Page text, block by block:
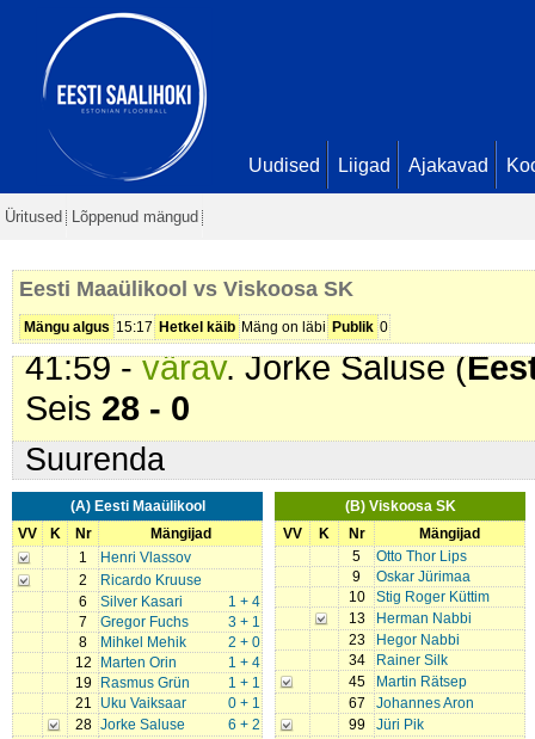
Uudised Liigad Ajakavad
Üritused Lõppenud mängud
Eesti Maaülikool vs Viskoosa SK
Mängu algus 15:17 Hetkel käib Mäng on läbi Publik 0
36:12 -
värav
Seis24 - 0
36:48 -värav
Seis25 - 0
37:30 -värav. Silver Kasari (
39:10 -värav. Gregor Fuchs (
Ird. Seis27 - 0
41:59 -värav. Jorke Saluse (
Seis 28 - 0
Suurenda
(A) Eesti Maaülikool
VV
K Nr
Mängijad
1
Henri Vlassov
2
Ricardo Kruuse
6
1 + 4
Silver Kasari
7
3 + 1
Gregor Fuchs
8
2 + 0
Mihkel Mehik
12
1 + 4
Marten Orin
19
1 + 1
Rasmus Grün
21
0 + 1
Uku Vaiksaar
28
6 + 2
Jorke Saluse
(B) Viskoosa SK
VV
K Nr
Mängijad
5
Otto Thor Lips
9
Oskar Jürimaa
10
Stig Roger Küttim
13
Herman Nabbi
23
Hegor Nabbi
34
Rainer Silk
45
Martin Rätsep
67
Johannes Aron
99
Jüri Pik